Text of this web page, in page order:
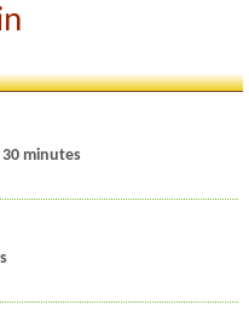
minutes